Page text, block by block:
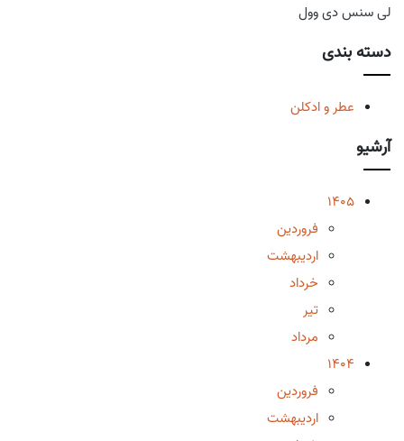
لی سنس دی وول
دسته بندی
عطر و ادکلن
آرشیو
1405
فروردین
اردیبهشت
خرداد
تیر
مرداد
1404
فروردین
اردیبهشت